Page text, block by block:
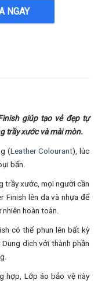
Finish 250ml số
NGAY
giúp tạo vẻ đẹp tự
trầy xước và mài mòn.
(Leather Colourant), lúc
bẩn.
trầy xước, mọi người cần
Finish lên da và nhựa để
hoàn toàn.
có thể phun lên bất kỳ
dịch với thành phần
hợp, Lớp áo bảo vệ này